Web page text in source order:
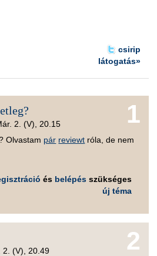
csirip
látogatás»
1
2. (V), 20.15
Olvastam pár reviewt róla, de nem
és belépés szükséges
új téma
2
2. (V), 20.49